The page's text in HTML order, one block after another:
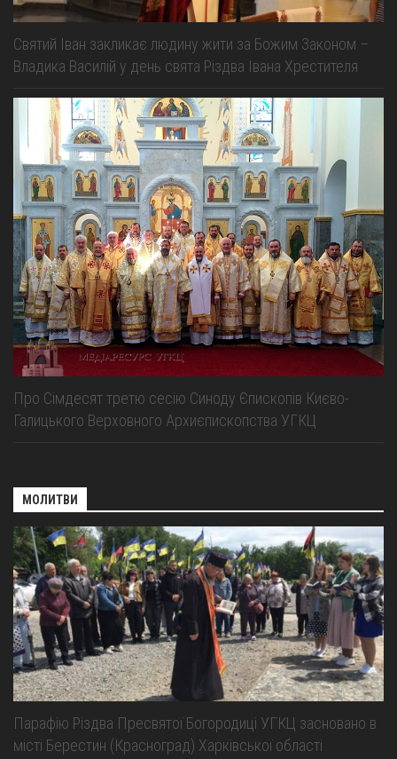
Святий Іван закликає людину жити за Божим Законом –
Владика Василій у день свята Різдва Івана Хрестителя
Про Сімдесят третю сесію Синоду Єпископів Києво-
Галицького Верховного Архиєпископства УГКЦ
МОЛИТВИ
Парафію Різдва Пресвятої Богородиці УГКЦ засновано в
місті Берестин (Красноград) Харківської області